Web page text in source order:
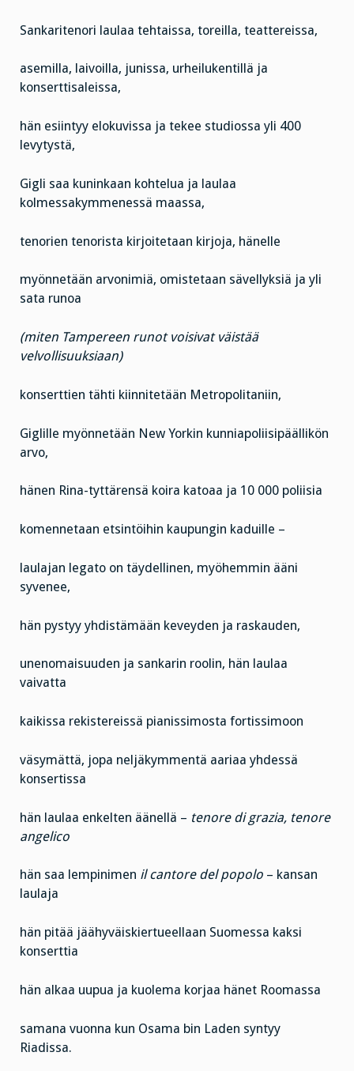
Sankaritenori laulaa tehtaissa, toreilla, teattereissa,
asemilla, laivoilla, junissa, urheilukentillä ja
konserttisaleissa,
hän esiintyy elokuvissa ja tekee studiossa yli 400
levytystä,
Gigli saa kuninkaan kohtelua ja laulaa
kolmessakymmenessä maassa,
tenorien tenorista kirjoitetaan kirjoja, hänelle
myönnetään arvonimiä, omistetaan sävellyksiä ja yli
sata runoa
(miten Tampereen runot voisivat väistää
velvollisuuksiaan)
konserttien tähti kiinnitetään Metropolitaniin,
Giglille myönnetään New Yorkin kunniapoliisipäällikön
arvo,
hänen Rina-tyttärensä koira katoaa ja 10 000 poliisia
komennetaan etsintöihin kaupungin kaduille –
laulajan legato on täydellinen, myöhemmin ääni
syvenee,
hän pystyy yhdistämään keveyden ja raskauden,
unenomaisuuden ja sankarin roolin, hän laulaa
vaivatta
kaikissa rekistereissä pianissimosta fortissimoon
väsymättä, jopa neljäkymmentä aariaa yhdessä
konsertissa
hän laulaa enkelten äänellä – tenore di grazia, tenore
angelico
hän saa lempinimen il cantore del popolo – kansan
laulaja
hän pitää jäähyväiskiertueellaan Suomessa kaksi
konserttia
hän alkaa uupua ja kuolema korjaa hänet Roomassa
samana vuonna kun Osama bin Laden syntyy
Riadissa.